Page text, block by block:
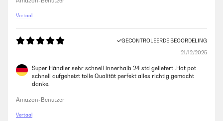
Vertaal
GECONTROLEERDE BEOORDELING
21/12/2025
Super Händler sehr schnell innerhalb 24 std geliefert .Hot pot
schnell aufgeheizt tolle Qualität perfekt alles richtig gemacht
danke.
Amazon-Benutzer
Vertaal